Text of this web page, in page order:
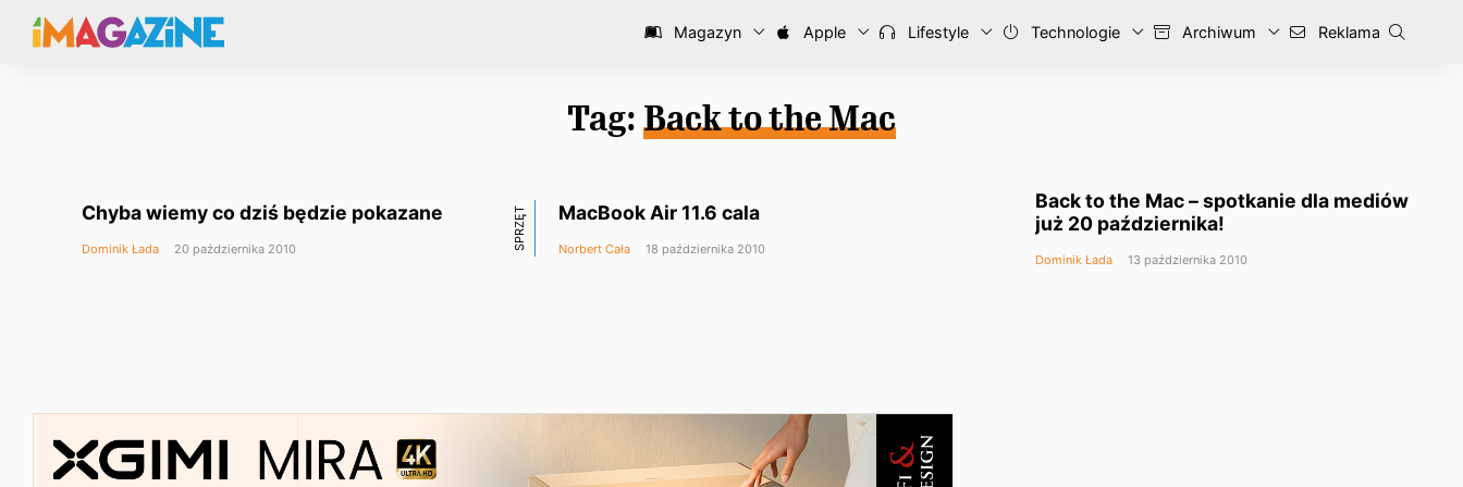
Magazyn Apple Lifestyle Technologie Archiwum Reklama
Tag: Back to the Mac
Chyba wiemy co dziś będzie pokazane
Dominik Łada 20 października 2010 SPRZĘT MacBook Air 11.6 cala
Norbert Cała 18 października 2010
Back to the Mac – spotkanie dla mediów
już 20 października!
Dominik Łada 13 października 2010